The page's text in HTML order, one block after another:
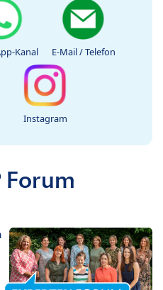
Kanal E-Mail / Telefon
Instagram
Forum